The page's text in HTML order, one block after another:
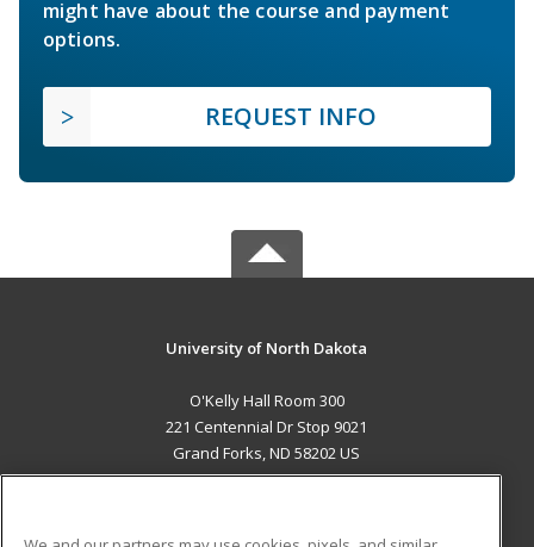
might have about the course and payment
options.
REQUEST INFO
University of North Dakota
O'Kelly Hall Room 300
221 Centennial Dr Stop 9021
Grand Forks, ND 58202 US